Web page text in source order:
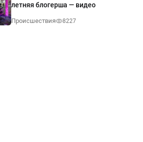
летняя блогерша — видео
Происшествия 8227